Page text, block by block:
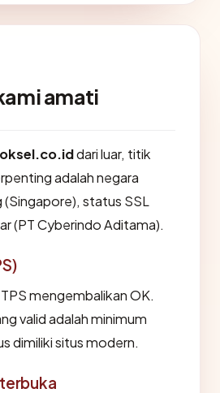
amati
dari luar, titik
adalah negara
(Singapore), status SSL
(PT Cyberindo Aditama).
mengembalikan OK.
valid adalah minimum
dimiliki situs modern.